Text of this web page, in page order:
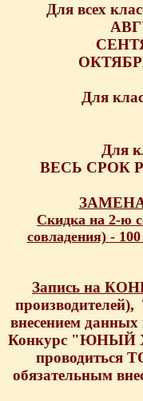
Для всех
Для
Для
ВЕСЬ СРОК
Скидка на 2-ю
совладения) -
Запись на
внесением данных
Конкурс "ЮНЫЙ
проводиться
обязательным